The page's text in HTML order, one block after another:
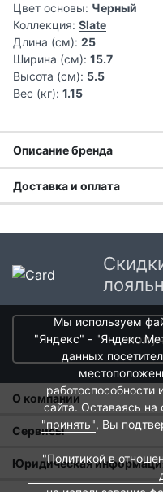
Цвет основы: Черный
Коллекция: Slate
Длина (см): 25
Ширина (см): 15.7
Высота (см): 5.5
Вес (кг): 1.15
Описание бренда
Технологии Peugeot — это
обработке стали и
сухой и влажной, разных
Доставка и оплата
Доставка в Москве и
В Москве и Московской
Стоимость доставки в
в Московской Области
Интервал доставки по
При заказе в пункт
рассчитывается
выдачи осуществляется
Срок доставки от 1 до 2
О компании
О нас
Магазины
Новости
Сервисы
Оплата и тарифы доставки
Обмен и возврат
Юридическая
Мы используем
"Яндекс" -
данных
работоспособности
сайта. Оставаясь
"принять", Вы
"Политикой в